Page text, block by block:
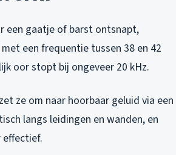
een gaatje of barst ontsnapt,
een frequentie tussen 38 en 42
oor stopt bij ongeveer 20 kHz.
ze om naar hoorbaar geluid via een
langs leidingen en wanden, en
effectief.